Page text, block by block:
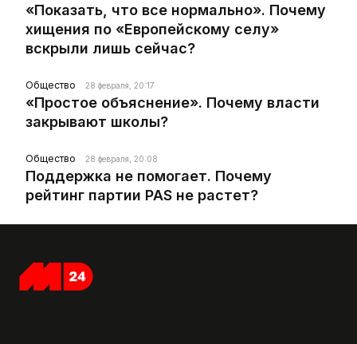
«Показать, что все нормально». Почему
хищения по «Европейскому селу»
вскрыли лишь сейчас?
Общество 28 февраля, 20:17
«Простое объяснение». Почему власти
закрывают школы?
Общество 28 февраля, 20:08
Поддержка не помогает. Почему
рейтинг партии PAS не растет?